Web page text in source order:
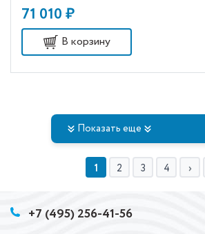
71 010 ₽
В корзину
Показать еще
1 2 3 4
+7 (495) 256-41-56